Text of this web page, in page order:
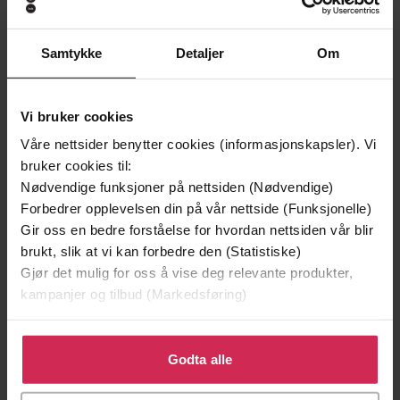
Samtykke Detaljer Om
Vi bruker cookies
Våre nettsider benytter cookies (informasjonskapsler). Vi
bruker cookies til:
Nødvendige funksjoner på nettsiden (Nødvendige)
Forbedrer opplevelsen din på vår nettside (Funksjonelle)
Gir oss en bedre forståelse for hvordan nettsiden vår blir
brukt, slik at vi kan forbedre den (Statistiske)
Gjør det mulig for oss å vise deg relevante produkter,
kampanjer og tilbud (Markedsføring)
Klikk på «Godta alle» for å gi oss ditt samtykke til å
bruke cookies for alle disse formålene. Du kan også
tilpasse ditt samtykke til spesifikke formål ved å klikke
Godta alle
129,-
Minnesota
Jo Nesbø
EBOK
129,-
Utskudd
Jørn Lier Horst
Forfattere Linn T. Sunne(forfatter),Emma Rowena